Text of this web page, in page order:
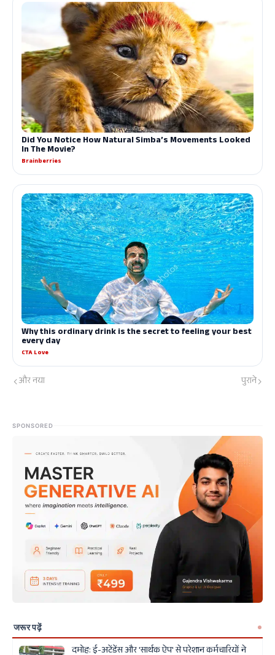
और नया पुराने
SPONSORED
जरूर पढ़ें
दमोह: ई-अटेंडेंस और 'सार्थक ऐप' से परेशान कर्मचारियों ने